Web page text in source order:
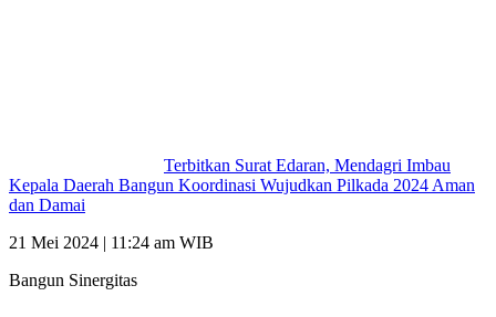
Terbitkan Surat Edaran, Mendagri Imbau
Kepala Daerah Bangun Koordinasi Wujudkan Pilkada 2024 Aman
dan Damai
21 Mei 2024 | 11:24 am WIB
Bangun Sinergitas